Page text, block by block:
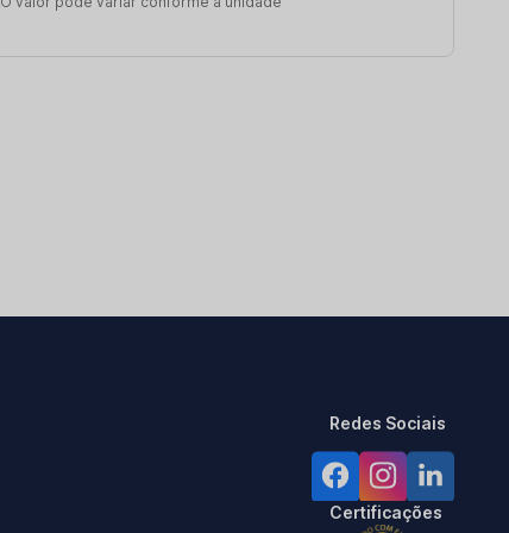
Redes Sociais
Certificações